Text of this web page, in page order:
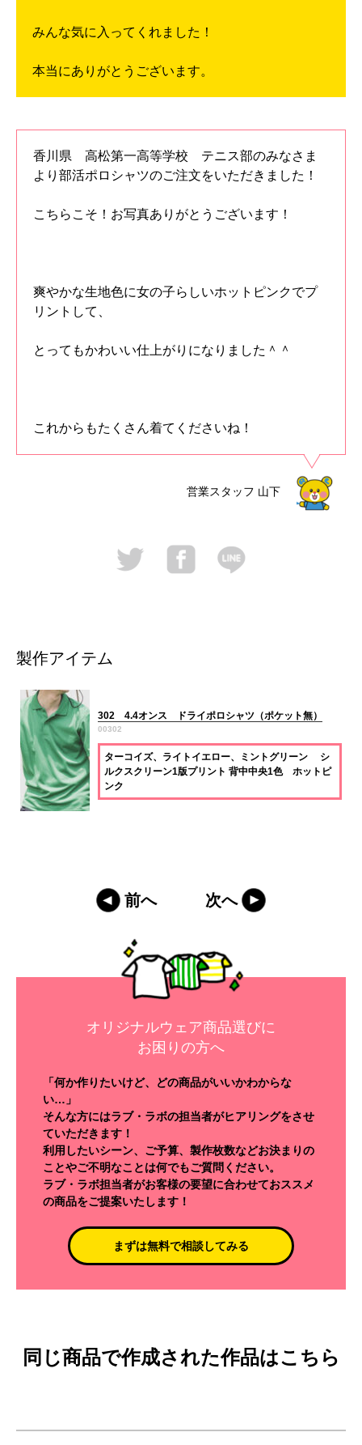
みんな気に入ってくれました！
本当にありがとうございます。
香川県 高松第一高等学校 テニス部のみなさま
より部活ポロシャツのご注文をいただきました！
こちらこそ！お写真ありがとうございます！
爽やかな生地色に女の子らしいホットピンクでプ
リントして、
とってもかわいい仕上がりになりました＾＾
これからもたくさん着てくださいね！
営業スタッフ 山下
製作アイテム
302 4.4オンス ドライポロシャツ（ポケット無）
00302
ターコイズ、ライトイエロー、ミントグリーン シ
ルクスクリーン1版プリント 背中中央1色 ホットピ
ンク
前へ 次へ
オリジナルウェア商品選びに
お困りの方へ
「何か作りたいけど、どの商品がいいかわからな
い…」
そんな方にはラブ・ラボの担当者がヒアリングをさせ
ていただきます！
利用したいシーン、ご予算、製作枚数などお決まりの
ことやご不明なことは何でもご質問ください。
ラブ・ラボ担当者がお客様の要望に合わせておススメ
の商品をご提案いたします！
まずは無料で相談してみる
同じ商品で作成された作品はこちら